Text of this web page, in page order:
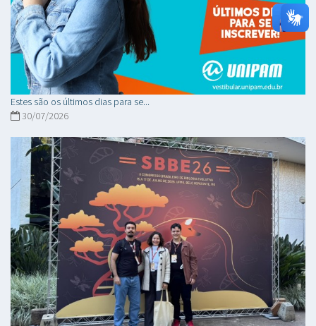
Estes são os últimos dias para se...
30/07/2026